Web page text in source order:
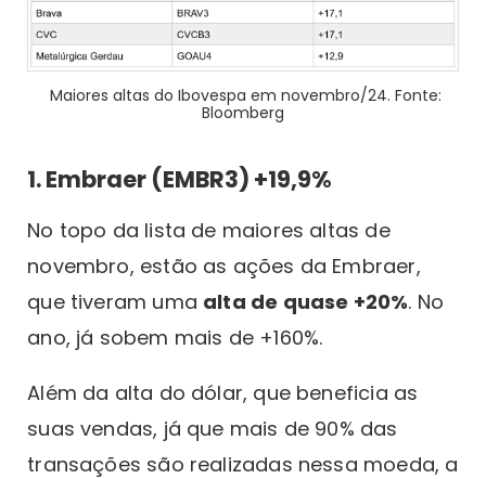
Maiores altas do Ibovespa em novembro/24. Fonte:
Bloomberg
1. Embraer (EMBR3) +19,9%
No topo da lista de maiores altas de
novembro, estão as ações da Embraer,
que tiveram uma alta de quase +20%. No
ano, já sobem mais de +160%.
Além da alta do dólar, que beneficia as
suas vendas, já que mais de 90% das
transações são realizadas nessa moeda, a